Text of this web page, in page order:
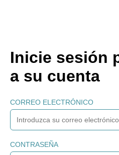
Inicie sesión
a su cuenta
CORREO ELECTRÓNICO
CONTRASEÑA